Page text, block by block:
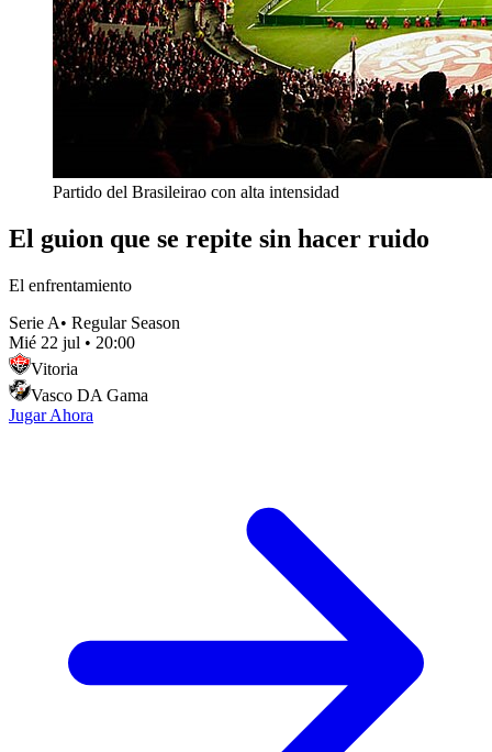
Partido del Brasileirao con alta intensidad
El guion que se repite sin hacer ruido
El enfrentamiento
Serie A• Regular Season
Mié 22 jul • 20:00
Vitoria
Vasco DA Gama
Jugar Ahora